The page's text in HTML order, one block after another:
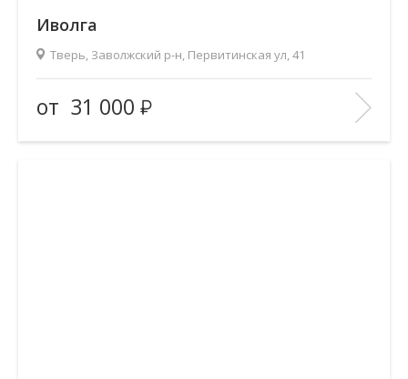
Иволга
Тверь, Заволжский р-н, Первитинская ул, 41
Предложений
1
Общая площадь
39 м2
от 31 000